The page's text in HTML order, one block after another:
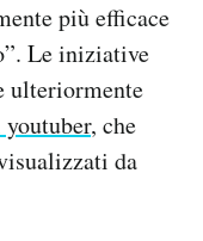
più efficace
Le iniziative
ulteriormente
, che
da